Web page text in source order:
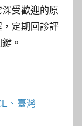
受歡迎的原
定期回診評
。
、臺灣